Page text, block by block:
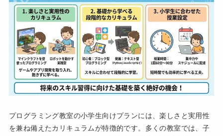
プログラミング教室の小学生向けプランには、楽しさと実用性
を兼ね備えたカリキュラムが特徴的です。多くの教室では、子